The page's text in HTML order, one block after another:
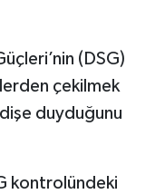
(DSG)
çekilmek
duyduğunu
kontrolündeki